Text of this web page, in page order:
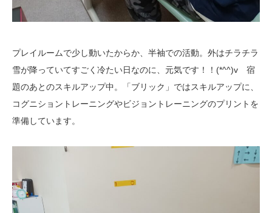
プレイルームで少し動いたからか、半袖での活動。外はチラチラ
雪が降っていてすごく冷たい日なのに、元気です！！(*^^)v 宿
題のあとのスキルアップ中。「ブリック」ではスキルアップに、
コグニショントレーニングやビジョントレーニングのプリントを
準備しています。